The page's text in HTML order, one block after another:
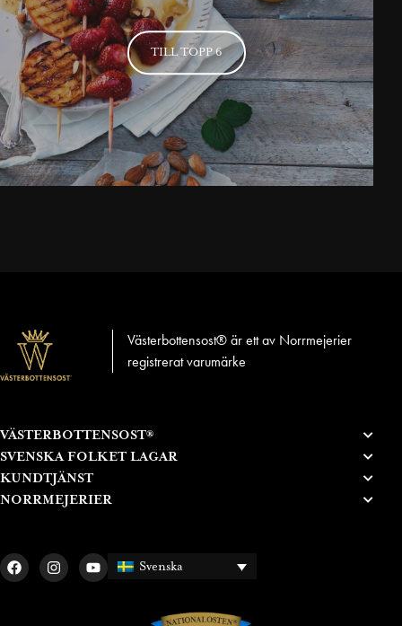
TILL TOPP 6
VÄSTERBOTTENSOST®
SVENSKA FOLKET LAGAR
KUNDTJÄNST
NORRMEJERIER
Västerbottensost® är ett av Norrmejerier
registrerat varumärke
Svenska